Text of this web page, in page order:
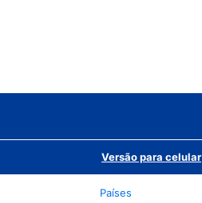
Versão para celular
Países